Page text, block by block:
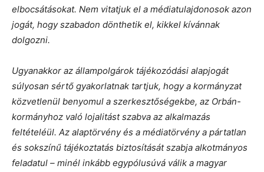
elbocsátásokat. Nem vitatjuk el a médiatulajdonosok azon
jogát, hogy szabadon dönthetik el, kikkel kívánnak
dolgozni.
Ugyanakkor az állampolgárok tájékozódási alapjogát
súlyosan sértő gyakorlatnak tartjuk, hogy a kormányzat
közvetlenül benyomul a szerkesztőségekbe, az Orbán-
kormányhoz való lojalitást szabva az alkalmazás
feltételéül. Az alaptörvény és a médiatörvény a pártatlan
és sokszínű tájékoztatás biztosítását szabja alkotmányos
feladatul – minél inkább egypólusúvá válik a magyar